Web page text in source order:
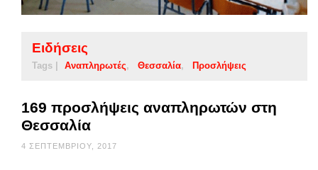
Ειδήσεις
Tags | Αναπληρωτές Θεσσαλία Προσλήψεις
169 προσλήψεις αναπληρωτών στη
Θεσσαλία
4 ΣΕΠΤΕΜΒΡΊΟΥ, 2017